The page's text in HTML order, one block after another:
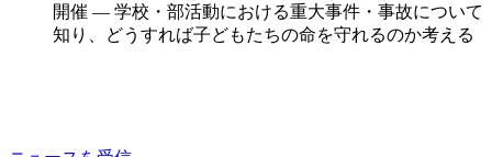
開催 — 学校・部活動における重大事件・事故について
知り、どうすれば子どもたちの命を守れるのか考える